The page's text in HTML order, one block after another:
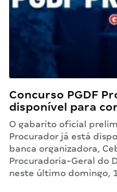
Concurso PGDF
disponível para
O gabarito oficial
Procurador já está
banca organizadora,
Procuradoria-Geral do
neste último domingo,